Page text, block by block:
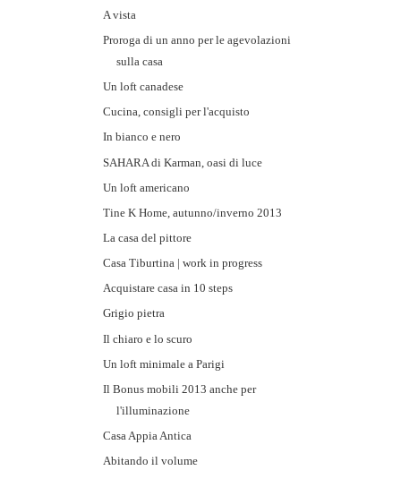
A vista
Proroga di un anno per le agevolazioni
sulla casa
Un loft canadese
Cucina, consigli per l'acquisto
In bianco e nero
SAHARA di Karman, oasi di luce
Un loft americano
Tine K Home, autunno/inverno 2013
La casa del pittore
Casa Tiburtina | work in progress
Acquistare casa in 10 steps
Grigio pietra
Il chiaro e lo scuro
Un loft minimale a Parigi
Il Bonus mobili 2013 anche per
l'illuminazione
Casa Appia Antica
Abitando il volume